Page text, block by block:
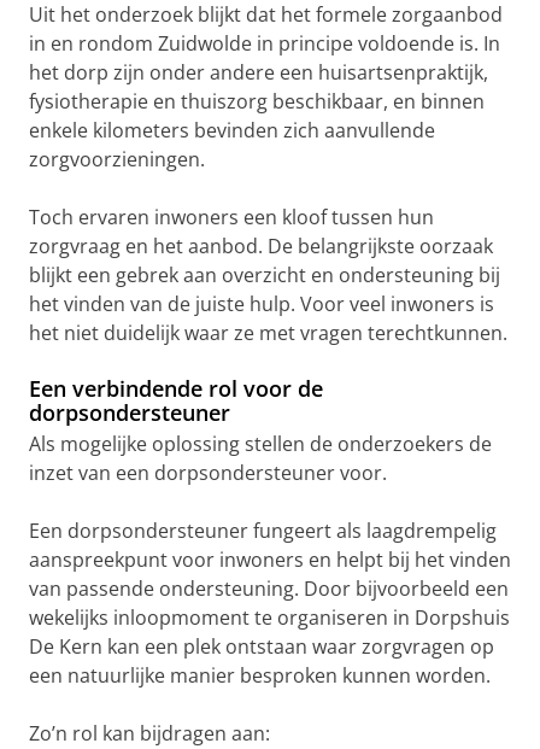
Uit het onderzoek blijkt dat het formele zorgaanbod
in en rondom Zuidwolde in principe voldoende is. In
het dorp zijn onder andere een huisartsenpraktijk,
fysiotherapie en thuiszorg beschikbaar, en binnen
enkele kilometers bevinden zich aanvullende
zorgvoorzieningen.
Toch ervaren inwoners een kloof tussen hun
zorgvraag en het aanbod. De belangrijkste oorzaak
blijkt een gebrek aan overzicht en ondersteuning bij
het vinden van de juiste hulp. Voor veel inwoners is
het niet duidelijk waar ze met vragen terechtkunnen.
Een verbindende rol voor de
dorpsondersteuner
Als mogelijke oplossing stellen de onderzoekers de
inzet van een dorpsondersteuner voor.
Een dorpsondersteuner fungeert als laagdrempelig
aanspreekpunt voor inwoners en helpt bij het vinden
van passende ondersteuning. Door bijvoorbeeld een
wekelijks inloopmoment te organiseren in Dorpshuis
De Kern kan een plek ontstaan waar zorgvragen op
een natuurlijke manier besproken kunnen worden.
Zo’n rol kan bijdragen aan: